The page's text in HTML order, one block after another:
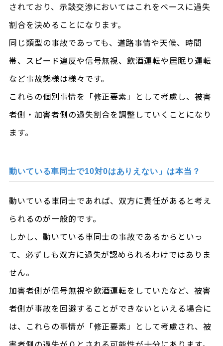
されており、示談交渉においてはこれをベースに過失
割合を決めることになります。
同じ類型の事故であっても、道路事情や天候、時間
帯、スピード違反や信号無視、飲酒運転や居眠り運転
など事故態様は様々です。
これらの個別事情を「修正要素」として考慮し、被害
者側・加害者側の過失割合を調整していくことになり
ます。
動いている車同士で10対0はありえない」は本当？
動いている車同士であれば、双方に責任があると考え
られるのが一般的です。
しかし、動いている車同士の事故であるからといっ
て、必ずしも双方に過失が認められるわけではありま
せん。
加害者側が信号無視や飲酒運転をしていたなど、被害
者側が事故を回避することができないといえる場合に
は、これらの事情が「修正要素」として考慮され、被